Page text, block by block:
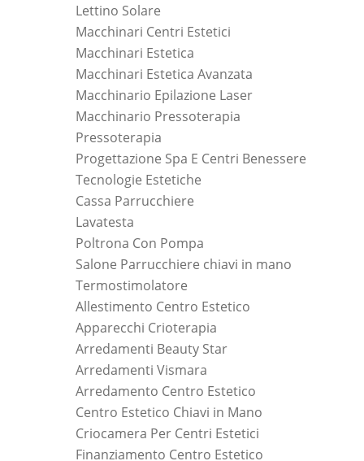
Lettino Solare
Macchinari Centri Estetici
Macchinari Estetica
Macchinari Estetica Avanzata
Macchinario Epilazione Laser
Macchinario Pressoterapia
Pressoterapia
Progettazione Spa E Centri Benessere
Tecnologie Estetiche
Cassa Parrucchiere
Lavatesta
Poltrona Con Pompa
Salone Parrucchiere chiavi in mano
Termostimolatore
Allestimento Centro Estetico
Apparecchi Crioterapia
Arredamenti Beauty Star
Arredamenti Vismara
Arredamento Centro Estetico
Centro Estetico Chiavi in Mano
Criocamera Per Centri Estetici
Finanziamento Centro Estetico